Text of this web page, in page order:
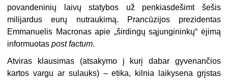
povandeninių laivų statybos už penkiasdešimt šešis
milijardus eurų nutraukimą. Prancūzijos prezidentas
Emmanuelis Macronas apie „širdingų sąjungininkų“ ėjimą
informuotaspost factum.
Atviras klausimas (atsakymo į kurį dabar gyvenančios
kartos vargu ar sulauks) – etika, kilnia laikysena grįstas